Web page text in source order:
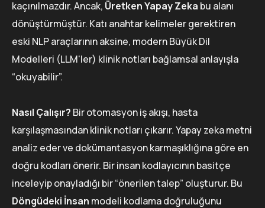
kaçınılmazdır. Ancak, Üretken Yapay Zeka bu alanı
dönüştürmüştür. Katı anahtar kelimeler gerektiren
eski NLP araçlarının aksine, modern Büyük Dil
Modelleri (LLM'ler) klinik notları bağlamsal anlayışla
“okuyabilir”.
Nasıl Çalışır? Bir otomasyon iş akışı, hasta
karşılaşmasından klinik notları çıkarır. Yapay zeka metni
analiz eder ve dokümantasyon karmaşıklığına göre en
doğru kodları önerir. Bir insan kodlayıcının basitçe
inceleyip onayladığı bir “önerilen talep” oluşturur. Bu
Döngüdeki İnsan modeli kodlama doğruluğunu